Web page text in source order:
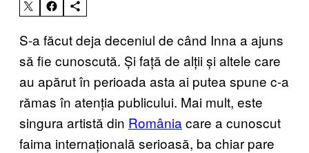
S-a făcut deja deceniul de când Inna a ajuns
să fie cunoscută. Și față de alții și altele care
au apărut în perioada asta ai putea spune c-a
rămas în atenția publicului. Mai mult, este
singura artistă din România care a cunoscut
faima internațională serioasă, ba chiar pare